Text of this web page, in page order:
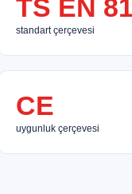
TS EN
standart çerçevesi
CE
uygunluk çerçevesi